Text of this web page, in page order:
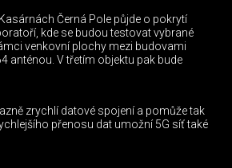
Černá Pole půjde o pokrytí
kde se budou testovat vybrané
venkovní plochy mezi budovami
anténou. V třetím objektu pak bude
zrychlí datové spojení a pomůže tak
přenosu dat umožní 5G síť také